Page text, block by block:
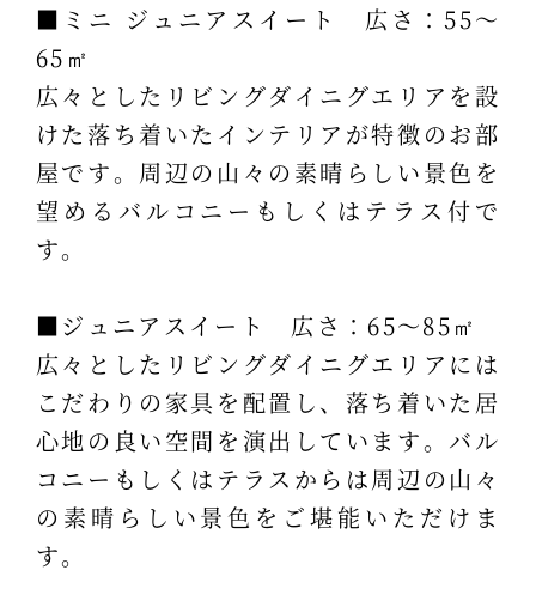
■ミニ ジュニアスイート 広さ：55～
65㎡
広々としたリビングダイニグエリアを設
けた落ち着いたインテリアが特徴のお部
屋です。周辺の山々の素晴らしい景色を
望めるバルコニーもしくはテラス付で
す。
■ジュニアスイート 広さ：65～85㎡
広々としたリビングダイニグエリアには
こだわりの家具を配置し、落ち着いた居
心地の良い空間を演出しています。バル
コニーもしくはテラスからは周辺の山々
の素晴らしい景色をご堪能いただけま
す。